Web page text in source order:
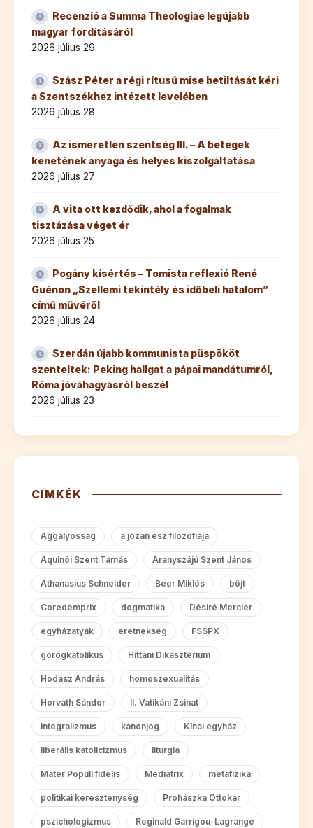
Recenzió a Summa Theologiae legújabb
magyar fordításáról
2026 július 29
Szász Péter a régi rítusú mise betiltását kéri
a Szentszékhez intézett levelében
2026 július 28
Az ismeretlen szentség III. – A betegek
kenetének anyaga és helyes kiszolgáltatása
2026 július 27
A vita ott kezdődik, ahol a fogalmak
tisztázása véget ér
2026 július 25
Pogány kísértés – Tomista reflexió René
Guénon „Szellemi tekintély és időbeli hatalom”
című művéről
2026 július 24
Szerdán újabb kommunista püspököt
szenteltek: Peking hallgat a pápai mandátumról,
Róma jóváhagyásról beszél
2026 július 23
CIMKÉK
Aggályosság a józan ész filozófiája
Aquinói Szent Tamás Aranyszájú Szent János
Athanasius Schneider Beer Miklós böjt
Coredemprix dogmatika Désiré Mercier
egyházatyák eretnekség FSSPX
görögkatolikus Hittani Dikasztérium
Hodász András homoszexualitás
Horváth Sándor II. Vatikáni Zsinat
integralizmus kánonjog Kínai egyház
liberális katolicizmus liturgia
Mater Populi fidelis Mediatrix metafizika
politikai kereszténység Prohászka Ottokár
pszichologizmus Reginald Garrigou-Lagrange